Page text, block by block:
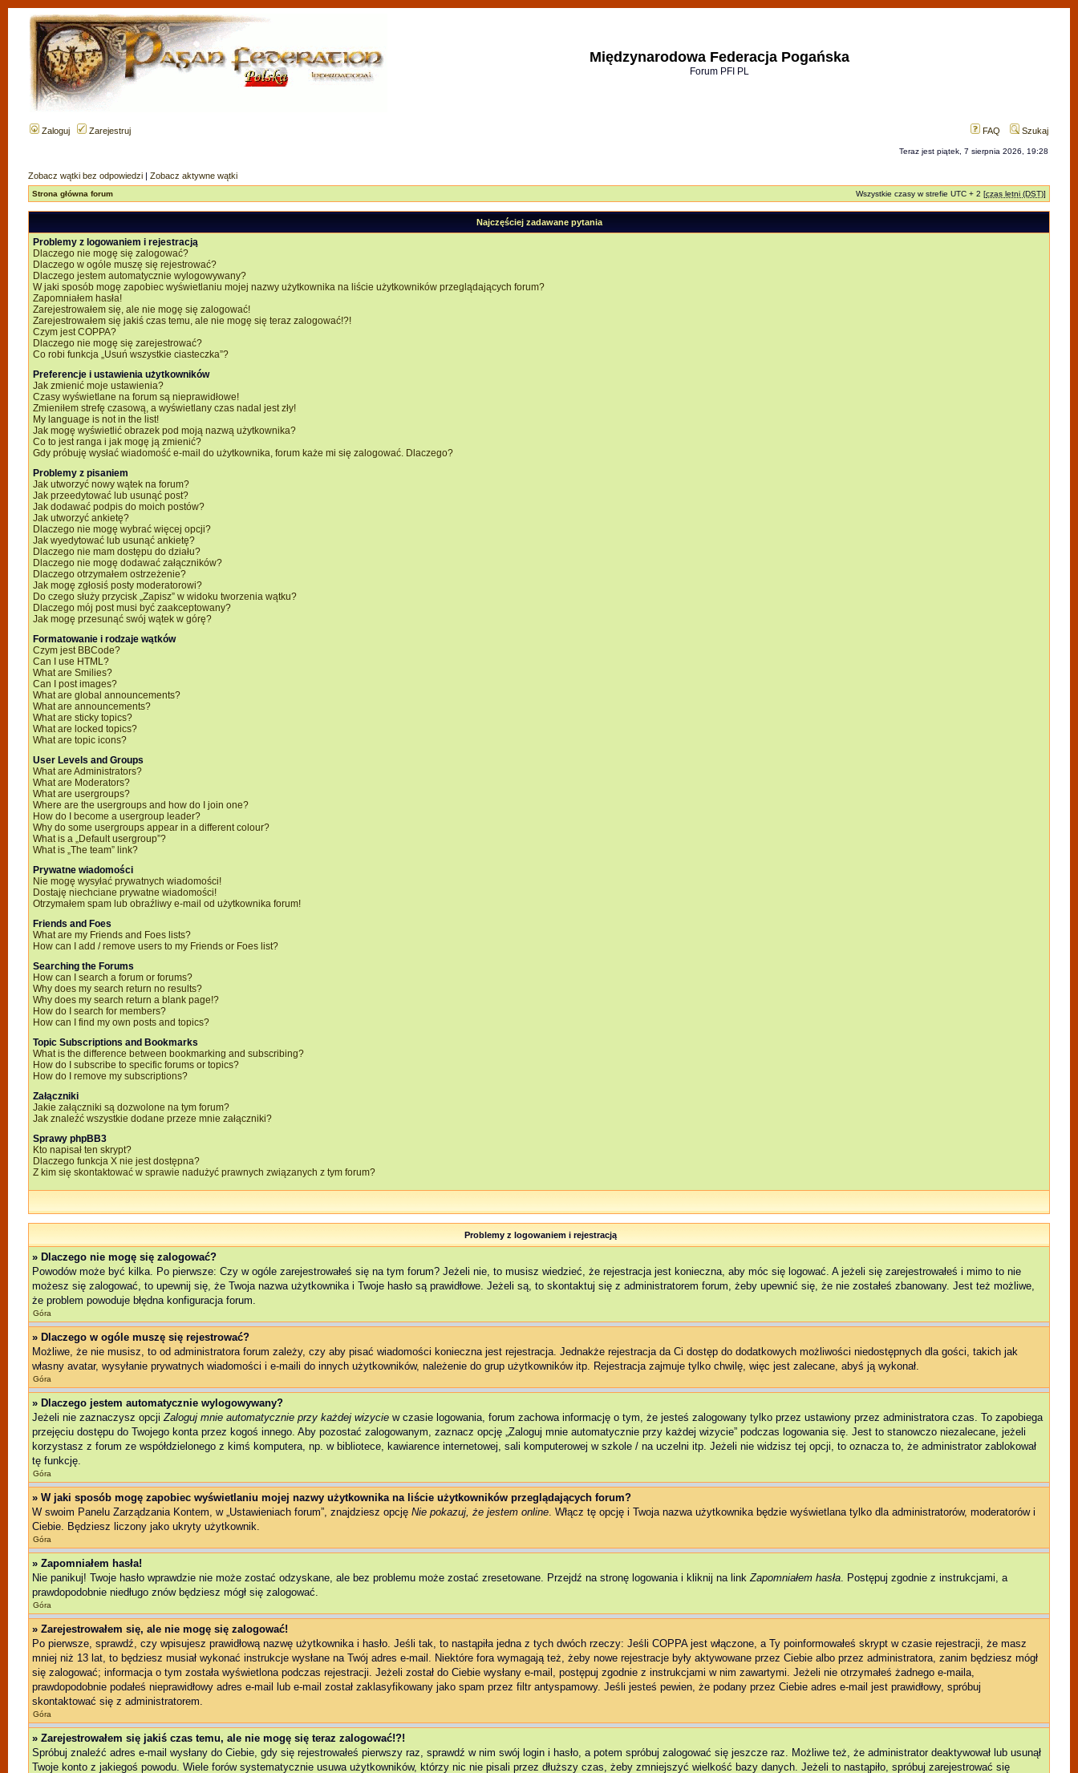
Międzynarodowa Federacja Pogańska
Forum PFI PL
Zaloguj Zarejestruj FAQ Szukaj
Teraz jest piątek, 7 sierpnia 2026, 19:28
Zobacz wątki bez odpowiedzi | Zobacz aktywne wątki
Strona główna forum Wszystkie czasy w strefie UTC + 2 [czas letni (DST)]
Najczęściej zadawane pytania
Problemy z logowaniem i rejestracją
Dlaczego nie mogę się zalogować?
Dlaczego w ogóle muszę się rejestrować?
Dlaczego jestem automatycznie wylogowywany?
W jaki sposób mogę zapobiec wyświetlaniu mojej nazwy użytkownika na liście użytkowników przeglądających forum?
Zapomniałem hasła!
Zarejestrowałem się, ale nie mogę się zalogować!
Zarejestrowałem się jakiś czas temu, ale nie mogę się teraz zalogować!?!
Czym jest COPPA?
Dlaczego nie mogę się zarejestrować?
Co robi funkcja „Usuń wszystkie ciasteczka”?
Preferencje i ustawienia użytkowników
Jak zmienić moje ustawienia?
Czasy wyświetlane na forum są nieprawidłowe!
Zmieniłem strefę czasową, a wyświetlany czas nadal jest zły!
My language is not in the list!
Jak mogę wyświetlić obrazek pod moją nazwą użytkownika?
Co to jest ranga i jak mogę ją zmienić?
Gdy próbuję wysłać wiadomość e-mail do użytkownika, forum każe mi się zalogować. Dlaczego?
Problemy z pisaniem
Jak utworzyć nowy wątek na forum?
Jak przeedytować lub usunąć post?
Jak dodawać podpis do moich postów?
Jak utworzyć ankietę?
Dlaczego nie mogę wybrać więcej opcji?
Jak wyedytować lub usunąć ankietę?
Dlaczego nie mam dostępu do działu?
Dlaczego nie mogę dodawać załączników?
Dlaczego otrzymałem ostrzeżenie?
Jak mogę zgłosiś posty moderatorowi?
Do czego służy przycisk „Zapisz” w widoku tworzenia wątku?
Dlaczego mój post musi być zaakceptowany?
Jak mogę przesunąć swój wątek w górę?
Formatowanie i rodzaje wątków
Czym jest BBCode?
Can I use HTML?
What are Smilies?
Can I post images?
What are global announcements?
What are announcements?
What are sticky topics?
What are locked topics?
What are topic icons?
User Levels and Groups
What are Administrators?
What are Moderators?
What are usergroups?
Where are the usergroups and how do I join one?
How do I become a usergroup leader?
Why do some usergroups appear in a different colour?
What is a „Default usergroup”?
What is „The team” link?
Prywatne wiadomości
Nie mogę wysyłać prywatnych wiadomości!
Dostaję niechciane prywatne wiadomości!
Otrzymałem spam lub obraźliwy e-mail od użytkownika forum!
Friends and Foes
What are my Friends and Foes lists?
How can I add / remove users to my Friends or Foes list?
Searching the Forums
How can I search a forum or forums?
Why does my search return no results?
Why does my search return a blank page!?
How do I search for members?
How can I find my own posts and topics?
Topic Subscriptions and Bookmarks
What is the difference between bookmarking and subscribing?
How do I subscribe to specific forums or topics?
How do I remove my subscriptions?
Załączniki
Jakie załączniki są dozwolone na tym forum?
Jak znaleźć wszystkie dodane przeze mnie załączniki?
Sprawy phpBB3
Kto napisał ten skrypt?
Dlaczego funkcja X nie jest dostępna?
Z kim się skontaktować w sprawie nadużyć prawnych związanych z tym forum?
Problemy z logowaniem i rejestracją
» Dlaczego nie mogę się zalogować?
Powodów może być kilka. Po pierwsze: Czy w ogóle zarejestrowałeś się na tym forum? Jeżeli nie, to musisz wiedzieć, że rejestracja jest konieczna, aby móc się logować. A jeżeli się zarejestrowałeś i mimo to nie
możesz się zalogować, to upewnij się, że Twoja nazwa użytkownika i Twoje hasło są prawidłowe. Jeżeli są, to skontaktuj się z administratorem forum, żeby upewnić się, że nie zostałeś zbanowany. Jest też możliwe,
że problem powoduje błędna konfiguracja forum.
Góra
» Dlaczego w ogóle muszę się rejestrować?
Możliwe, że nie musisz, to od administratora forum zależy, czy aby pisać wiadomości konieczna jest rejestracja. Jednakże rejestracja da Ci dostęp do dodatkowych możliwości niedostępnych dla gości, takich jak
własny avatar, wysyłanie prywatnych wiadomości i e-maili do innych użytkowników, należenie do grup użytkowników itp. Rejestracja zajmuje tylko chwilę, więc jest zalecane, abyś ją wykonał.
Góra
» Dlaczego jestem automatycznie wylogowywany?
Jeżeli nie zaznaczysz opcjiZaloguj mnie automatycznie przy każdej wizycie w czasie logowania, forum zachowa informację o tym, że jesteś zalogowany tylko przez ustawiony przez administratora czas. To zapobiega
przejęciu dostępu do Twojego konta przez kogoś innego. Aby pozostać zalogowanym, zaznacz opcję „Zaloguj mnie automatycznie przy każdej wizycie” podczas logowania się. Jest to stanowczo niezalecane, jeżeli
korzystasz z forum ze współdzielonego z kimś komputera, np. w bibliotece, kawiarence internetowej, sali komputerowej w szkole / na uczelni itp. Jeżeli nie widzisz tej opcji, to oznacza to, że administrator zablokował
tę funkcję.
Góra
» W jaki sposób mogę zapobiec wyświetlaniu mojej nazwy użytkownika na liście użytkowników przeglądających forum?
W swoim Panelu Zarządzania Kontem, w „Ustawieniach forum”, znajdziesz opcję Nie pokazuj, że jestem online. Włącz tę opcję i Twoja nazwa użytkownika będzie wyświetlana tylko dla administratorów, moderatorów i
Ciebie. Będziesz liczony jako ukryty użytkownik.
Góra
» Zapomniałem hasła!
Nie panikuj! Twoje hasło wprawdzie nie może zostać odzyskane, ale bez problemu może zostać zresetowane. Przejdź na stronę logowania i kliknij na linkZapomniałem hasła. Postępuj zgodnie z instrukcjami, a
prawdopodobnie niedługo znów będziesz mógł się zalogować.
Góra
» Zarejestrowałem się, ale nie mogę się zalogować!
Po pierwsze, sprawdź, czy wpisujesz prawidłową nazwę użytkownika i hasło. Jeśli tak, to nastąpiła jedna z tych dwóch rzeczy: Jeśli COPPA jest włączone, a Ty poinformowałeś skrypt w czasie rejestracji, że masz
mniej niż 13 lat, to będziesz musiał wykonać instrukcje wysłane na Twój adres e-mail. Niektóre fora wymagają też, żeby nowe rejestracje były aktywowane przez Ciebie albo przez administratora, zanim będziesz mógł
się zalogować; informacja o tym została wyświetlona podczas rejestracji. Jeżeli został do Ciebie wysłany e-mail, postępuj zgodnie z instrukcjami w nim zawartymi. Jeżeli nie otrzymałeś żadnego e-maila,
prawdopodobnie podałeś nieprawidłowy adres e-mail lub e-mail został zaklasyfikowany jako spam przez filtr antyspamowy. Jeśli jesteś pewien, że podany przez Ciebie adres e-mail jest prawidłowy, spróbuj
skontaktować się z administratorem.
Góra
» Zarejestrowałem się jakiś czas temu, ale nie mogę się teraz zalogować!?!
Spróbuj znaleźć adres e-mail wysłany do Ciebie, gdy się rejestrowałeś pierwszy raz, sprawdź w nim swój login i hasło, a potem spróbuj zalogować się jeszcze raz. Możliwe też, że administrator deaktywował lub usunął
Twoje konto z jakiegoś powodu. Wiele forów systematycznie usuwa użytkowników, którzy nic nie pisali przez dłuższy czas, żeby zmniejszyć wielkość bazy danych. Jeżeli to nastąpiło, spróbuj zarejestrować się